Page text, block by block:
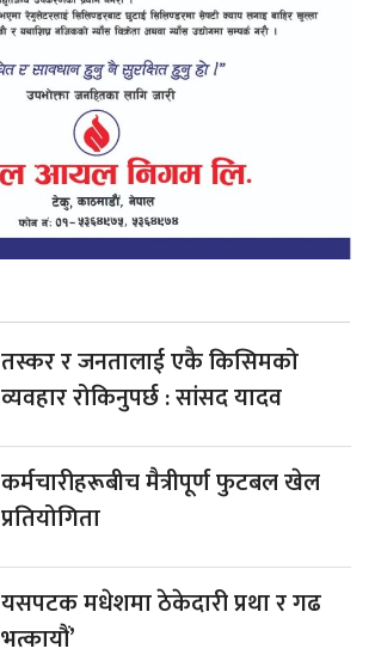
तस्कर र जनतालाई एकै किसिमको
व्यवहार रोकिनुपर्छ : सांसद यादव
कर्मचारीहरूबीच मैत्रीपूर्ण फुटबल खेल
प्रतियोगिता
यसपटक मधेशमा ठेकेदारी प्रथा र गढ
भत्कायौं’